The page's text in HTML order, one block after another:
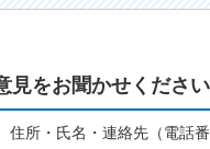
見をお聞かせくださ
住所・氏名・連絡先（電話